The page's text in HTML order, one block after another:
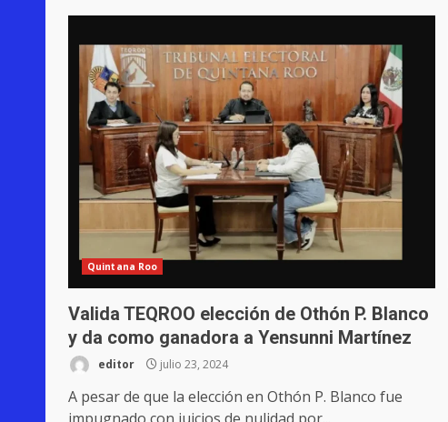
Quintana Roo
Valida TEQROO elección de Othón P. Blanco
y da como ganadora a Yensunni Martínez
editor julio 23, 2024
A pesar de que la elección en Othón P. Blanco fue